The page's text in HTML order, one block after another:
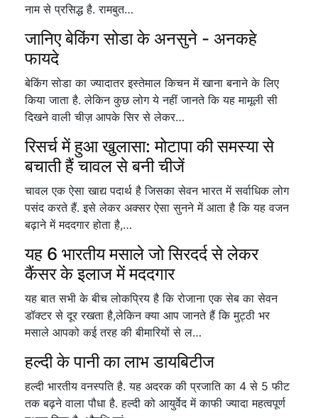
नाम से प्रसिद्ध है. रामबुत…
जानिए बेकिंग सोडा के अनसुने - अनकहे
फायदे
बेकिंग सोडा का ज्यादातर इस्तेमाल किचन में खाना बनाने के लिए
किया जाता है. लेकिन कुछ लोग ये नहीं जानते कि यह मामूली सी
दिखने वाली चीज़ आपके सिर से लेकर…
रिसर्च में हुआ खुलासा: मोटापा की समस्या से
बचाती हैं चावल से बनी चीजें
चावल एक ऐसा खाद्य पदार्थ है जिसका सेवन भारत में सर्वाधिक लोग
पसंद करते हैं. इसे लेकर अक्सर ऐसा सुनने में आता है कि यह वजन
बढ़ाने में मददगार होता है,…
यह 6 भारतीय मसाले जो सिरदर्द से लेकर
कैंसर के इलाज में मददगार
यह बात सभी के बीच लोकप्रिय है कि रोजाना एक सेब का सेवन
डॉक्टर से दूर रखता है,लेकिन क्या आप जानते हैं कि मुट्ठी भर
मसाले आपको कई तरह की बीमारियों से ल…
हल्दी के पानी का लाभ डायबिटीज
हल्दी भारतीय वनस्पति है. यह अदरक की प्रजाति का 4 से 5 फीट
तक बढ़ने वाला पौधा है. हल्दी को आयुर्वेद में काफी ज्यादा महत्वपूर्ण